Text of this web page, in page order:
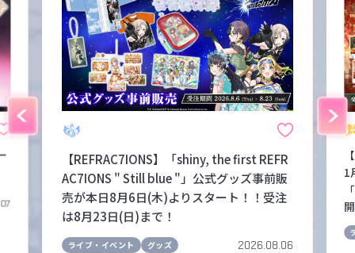
【REFRAC7IONS】「shiny, the first REFR
AC7IONS " Still blue "」公式グッズ事前販
売が本日8月6日(木)よりスタート！！受注
は8月23日(日)まで！
ライブ・イベント グッズ 2026.08.06
1